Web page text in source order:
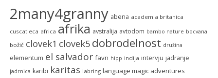
2many4granny abena academia britanica
cuscatleca africa afrika avstralija avtodom bambo nature bocvana
božič clovek1 clovek5 dobrodelnost družina
elementum el salvador favn hipp indija intervju jadranje
jadrnica karibi karitas labring language magic adventures